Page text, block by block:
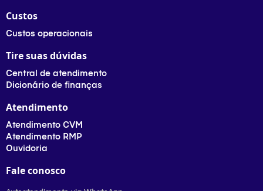
Custos
Custos operacionais
Tire suas dúvidas
Central de atendimento
Dicionário de finanças
Atendimento
Atendimento CVM
Atendimento RMP
Ouvidoria
Fale conosco